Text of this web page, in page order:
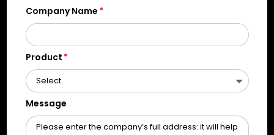
Company Name
Product
Message